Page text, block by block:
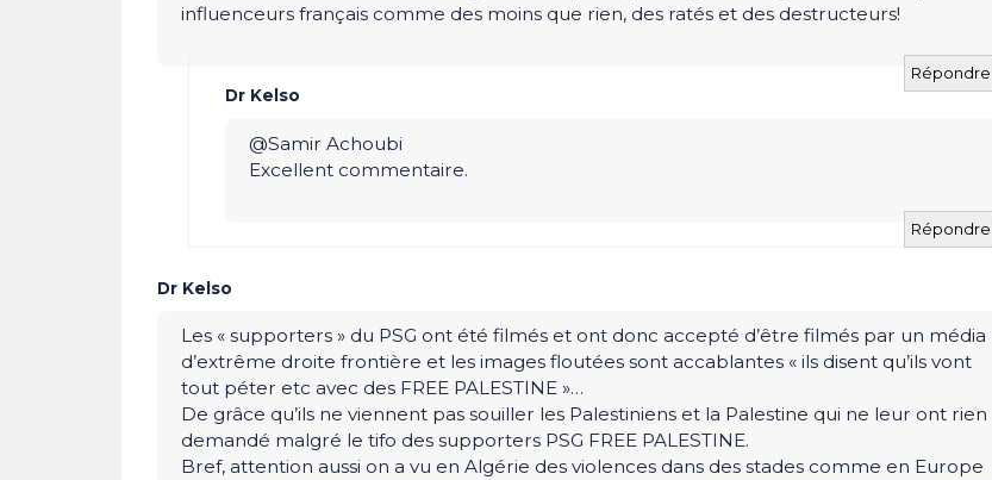
influenceurs français comme des moins que rien, des ratés et des destructeurs!
Répondre
Dr Kelso
@Samir Achoubi
Excellent commentaire.
Répondre
Dr Kelso
Les « supporters » du PSG ont été filmés et ont donc accepté d’être filmés par un média
d’extrême droite frontière et les images floutées sont accablantes « ils disent qu’ils vont
tout péter etc avec des FREE PALESTINE »…
De grâce qu’ils ne viennent pas souiller les Palestiniens et la Palestine qui ne leur ont rien
demandé malgré le tifo des supporters PSG FREE PALESTINE.
Bref, attention aussi on a vu en Algérie des violences dans des stades comme en Europe